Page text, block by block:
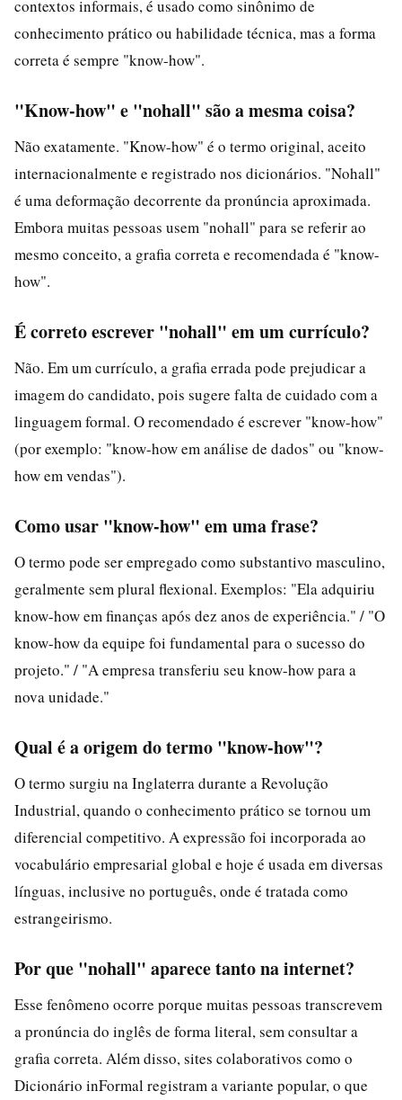
contextos informais, é usado como sinônimo de
conhecimento prático ou habilidade técnica, mas a forma
correta é sempre "know-how".
"Know-how" e "nohall" são a mesma coisa?
Não exatamente. "Know-how" é o termo original, aceito
internacionalmente e registrado nos dicionários. "Nohall"
é uma deformação decorrente da pronúncia aproximada.
Embora muitas pessoas usem "nohall" para se referir ao
mesmo conceito, a grafia correta e recomendada é "know-
how".
É correto escrever "nohall" em um currículo?
Não. Em um currículo, a grafia errada pode prejudicar a
imagem do candidato, pois sugere falta de cuidado com a
linguagem formal. O recomendado é escrever "know-how"
(por exemplo: "know-how em análise de dados" ou "know-
how em vendas").
Como usar "know-how" em uma frase?
O termo pode ser empregado como substantivo masculino,
geralmente sem plural flexional. Exemplos: "Ela adquiriu
know-how em finanças após dez anos de experiência." / "O
know-how da equipe foi fundamental para o sucesso do
projeto." / "A empresa transferiu seu know-how para a
nova unidade."
Qual é a origem do termo "know-how"?
O termo surgiu na Inglaterra durante a Revolução
Industrial, quando o conhecimento prático se tornou um
diferencial competitivo. A expressão foi incorporada ao
vocabulário empresarial global e hoje é usada em diversas
línguas, inclusive no português, onde é tratada como
estrangeirismo.
Por que "nohall" aparece tanto na internet?
Esse fenômeno ocorre porque muitas pessoas transcrevem
a pronúncia do inglês de forma literal, sem consultar a
grafia correta. Além disso, sites colaborativos como o
Dicionário inFormal registram a variante popular, o que